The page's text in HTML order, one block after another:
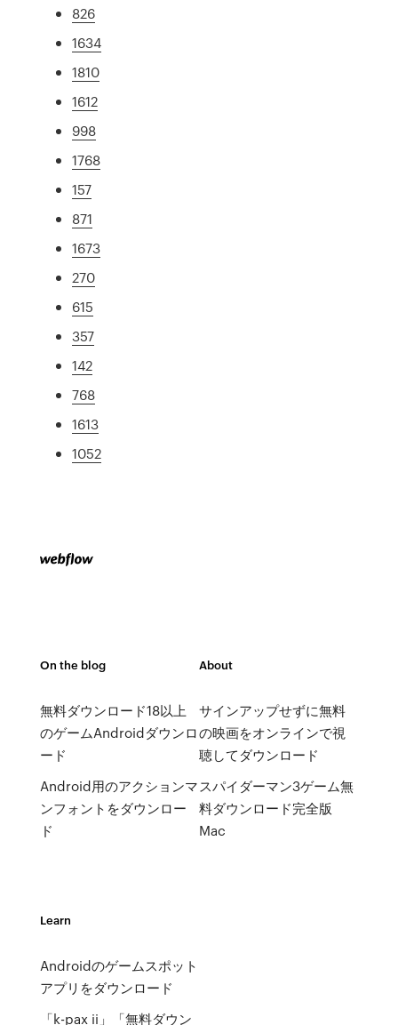
826
1634
1810
1612
998
1768
157
871
1673
270
615
357
142
768
1613
1052
On the blog
無料ダウンロード18以上
のゲームAndroidダウンロ
ード
Android用のアクションマ
ンフォントをダウンロー
ド
About
サインアップせずに無料
の映画をオンラインで視
聴してダウンロード
スパイダーマン3ゲーム無
料ダウンロード完全版
Mac
Learn
Androidのゲームスポット
アプリをダウンロード
「k-pax ii」「無料ダウン